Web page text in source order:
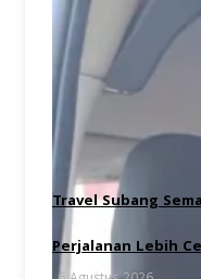
Travel Subang
Perjalanan Lebih